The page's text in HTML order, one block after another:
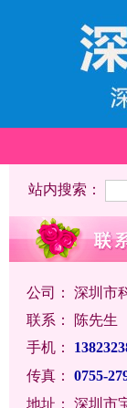
站内搜索：
公司： 深圳市
联系： 陈先生
手机：
传真： 0755-
地址： 深圳市